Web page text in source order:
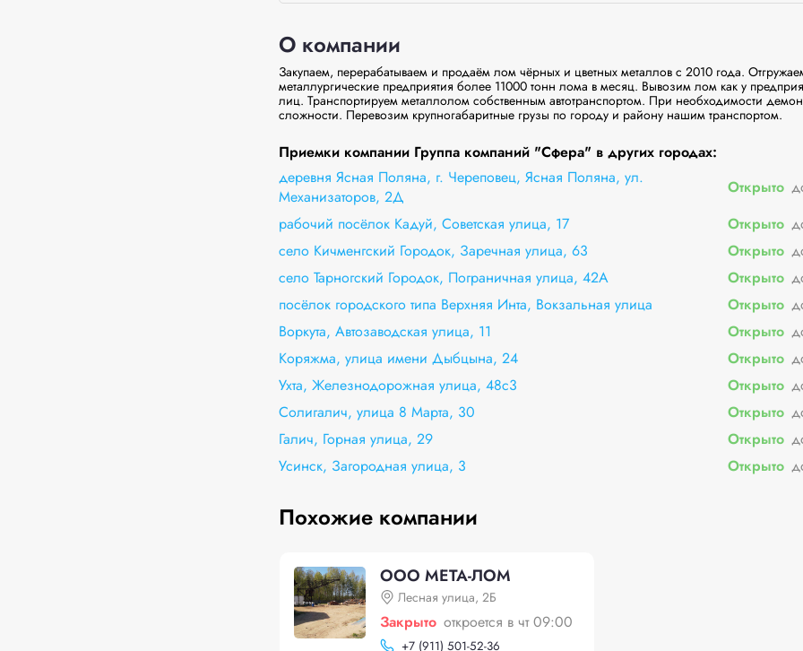
О компании
Закупаем, перерабатываем и продаём лом чёрных и цветных металлов с 2010 года.
металлургические предприятия более 11000 тонн лома в месяц. Вывозим лом как у
лиц. Транспортируем металлолом собственным автотранспортом. При необходимости
сложности. Перевозим крупногабаритные грузы по городу и району нашим транспортом.
Приемки компании Группа компаний "Сфера" в других городах:
деревня Ясная Поляна, г. Череповец, Ясная Поляна, ул.
Механизаторов, 2Д
Открыто
рабочий посёлок Кадуй, Советская улица, 17 Открыто
село Кичменгский Городок, Заречная улица, 63 Открыто
село Тарногский Городок, Пограничная улица, 42А Открыто
посёлок городского типа Верхняя Инта, Вокзальная улица Открыто
Воркута, Автозаводская улица, 11 Открыто
Коряжма, улица имени Дыбцына, 24 Открыто
Ухта, Железнодорожная улица, 48с3 Открыто
Солигалич, улица 8 Марта, 30 Открыто
Галич, Горная улица, 29 Открыто
Усинск, Загородная улица, 3 Открыто
Похожие компании
ООО МЕТА-ЛОМ
Лесная улица, 2Б
Закрыто откроется в чт 09:00
+7 (911) 501-52-36